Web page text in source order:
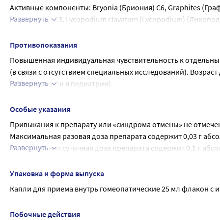
Активные компоненты: Bryonia (Бриония) С6, Graphites
(Гидрастис)) С3, Lycopodium clavatum (Lycopodium)
Вспомогательное вещество: Этанол (спирт этиловый) около
Развернуть
Противопоказания
Повышенная индивидуальная чувствительность к
(в связи с отсутствием специальных исследований).
и безопасности в педиатрии).
Заболевания печени, алкоголизм, черепно-мозговая
В связи с отсутствием специальных исследований
вскармливания.
Развернуть
Особые указания
Привыкания к препарату или «синдрома отмены» не
Максимальная разовая доза препарата содержит 0,03 г
Максимальная суточная доза препарата содержит 0,1 г
случае следует прекратить прием препарата и
Возможна замена гомеопатических капель ДЕФЕКОЛ
по составу активных компонентов.
Развернуть
Упаковка и форма выпуска
Капли для приема внутрь гомеопатические 25 мл флакон с
Побочные действия